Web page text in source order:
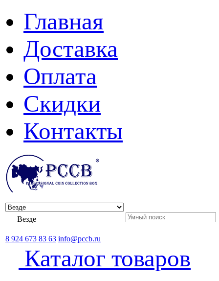
Главная
Доставка
Оплата
Скидки
Контакты
Везде
8 924 673 83 63 info@pccb.ru
Каталог товаров